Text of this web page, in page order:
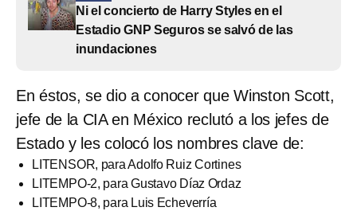
Ni el concierto de Harry Styles en el
Estadio GNP Seguros se salvó de las
inundaciones
En éstos, se dio a conocer que Winston Scott,
jefe de la CIA en México reclutó a los jefes de
Estado y les colocó los nombres clave de:
LITENSOR, para Adolfo Ruiz Cortines
LITEMPO-2, para Gustavo Díaz Ordaz
LITEMPO-8, para Luis Echeverría